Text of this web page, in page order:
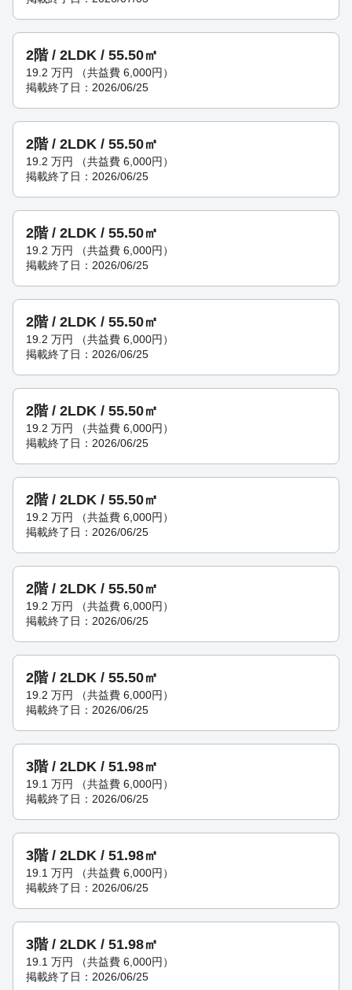
2階 / 2LDK / 55.50㎡
19.2 万円
（共益費 6,000円）
掲載終了日：2026/06/25
2階 / 2LDK / 55.50㎡
19.2 万円
（共益費 6,000円）
掲載終了日：2026/06/25
2階 / 2LDK / 55.50㎡
19.2 万円
（共益費 6,000円）
掲載終了日：2026/06/25
2階 / 2LDK / 55.50㎡
19.2 万円
（共益費 6,000円）
掲載終了日：2026/06/25
2階 / 2LDK / 55.50㎡
19.2 万円
（共益費 6,000円）
掲載終了日：2026/06/25
2階 / 2LDK / 55.50㎡
19.2 万円
（共益費 6,000円）
掲載終了日：2026/06/25
2階 / 2LDK / 55.50㎡
19.2 万円
（共益費 6,000円）
掲載終了日：2026/06/25
2階 / 2LDK / 55.50㎡
19.2 万円
（共益費 6,000円）
掲載終了日：2026/06/25
3階 / 2LDK / 51.98㎡
19.1 万円
（共益費 6,000円）
掲載終了日：2026/06/25
3階 / 2LDK / 51.98㎡
19.1 万円
（共益費 6,000円）
掲載終了日：2026/06/25
3階 / 2LDK / 51.98㎡
19.1 万円
（共益費 6,000円）
掲載終了日：2026/06/25